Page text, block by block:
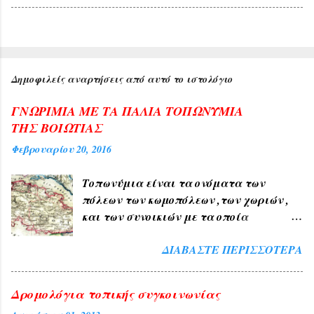
Δημοφιλείς αναρτήσεις από αυτό το ιστολόγιο
ΓΝΩΡΙΜΙΑ ΜΕ ΤΑ ΠΑΛΙΑ ΤΟΠΩΝΥΜΙΑ
ΤΗΣ ΒΟΙΩΤΙΑΣ
Φεβρουαρίου 20, 2016
Τοπωνύμια είναι τα ονόματα των
πόλεων των κωμοπόλεων ,των χωριών ,
και των συνοικιών με τα οποία
ΑΘΗΝΑ , ΠΑΤΡΑ , ΘΕΣΣΑΛΟΝΙΚΗ , ΧΙΟΣ
προήλθαν από τους αρχαίους χρόνους
ΔΙΑΒΆΣΤΕ ΠΕΡΙΣΣΌΤΕΡΑ
Δρομολόγια τοπικής συγκοινωνίας